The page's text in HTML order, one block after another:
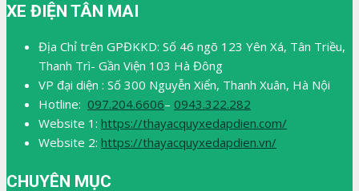
XE ĐIỆN TÂN MAI
Địa Chỉ trên GPĐKKD: Số 46 ngõ 123 Yên Xá, Tân Triều,
Thanh Trì- Gần Viện 103 Hà Đông
VP đại diện : Số 300 Nguyễn Xiển, Thanh Xuân, Hà Nội
Hotline: 097.204.6606– 0943.322.282
Website 1: https://thayacquyxedapdien.com/
Website 2: https://thayacquyxedapdien.vn/
CHUYÊN MỤC